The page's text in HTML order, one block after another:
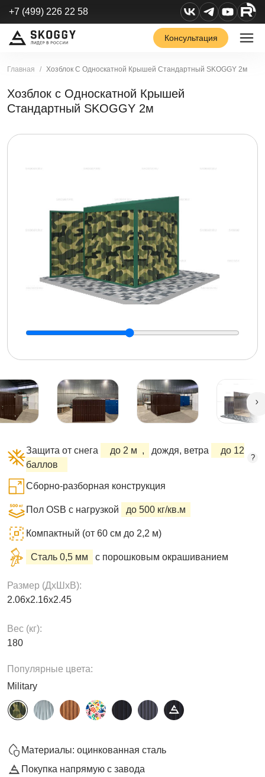
+7 (499) 226 22 58
Консультация
Главная Хозблок С Односкатной Крышей Стандартный SKOGGY 2м
Хозблок с Односкатной Крышей
Стандартный SKOGGY 2м
Защита от снега до 2 м , дождя, ветра
до 12
баллов
?
Сборно-разборная конструкция
Пол OSB с нагрузкой до 500 кг/кв.м
Компактный (от 60 см до 2,2 м)
Сталь 0,5 мм с порошковым окрашиванием
Размер (ДxШxВ):
2.06х2.16х2.45
Вес (кг):
180
Популярные цвета:
Military
Материалы: оцинкованная сталь
Покупка напрямую с завода